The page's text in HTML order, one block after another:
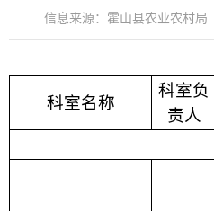
信息来源：霍山县农业农村局
科室名称
科室负
责人